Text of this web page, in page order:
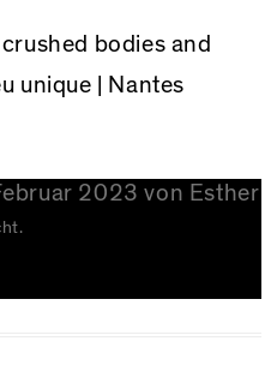
bodies and
unique | Nantes
2023 von Esther